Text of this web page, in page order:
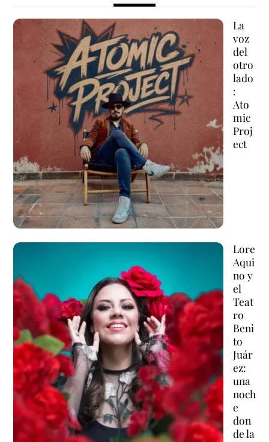
La
voz
del
otro
lado
:
Ato
mic
Proj
ect
Lore
Aqui
no y
el
Teat
ro
Beni
to
Juár
ez:
una
noch
e
don
de la